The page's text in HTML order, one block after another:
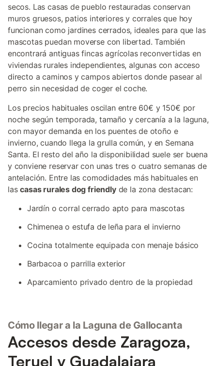
secos. Las casas de pueblo restauradas conservan
muros gruesos, patios interiores y corrales que hoy
funcionan como jardines cerrados, ideales para que las
mascotas puedan moverse con libertad. También
encontrará antiguas fincas agrícolas reconvertidas en
viviendas rurales independientes, algunas con acceso
directo a caminos y campos abiertos donde pasear al
perro sin necesidad de coger el coche.
Los precios habituales oscilan entre 60€ y 150€ por
noche según temporada, tamaño y cercanía a la laguna,
con mayor demanda en los puentes de otoño e
invierno, cuando llega la grulla común, y en Semana
Santa. El resto del año la disponibilidad suele ser buena
y conviene reservar con unas tres o cuatro semanas de
antelación. Entre las comodidades más habituales en
lascasas rurales dog friendlyde la zona destacan:
Jardín o corral cerrado apto para mascotas
Chimenea o estufa de leña para el invierno
Cocina totalmente equipada con menaje básico
Barbacoa o parrilla exterior
Aparcamiento privado dentro de la propiedad
Cómo llegar a la Laguna de Gallocanta
Accesos desde Zaragoza,
Teruel y Guadalajara